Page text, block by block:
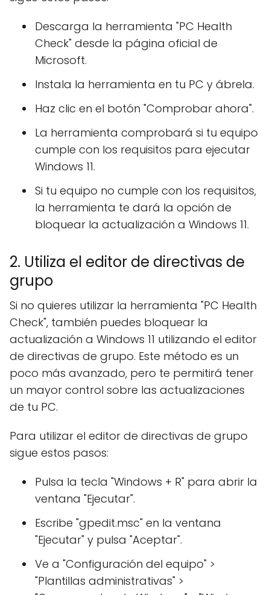
Descarga la herramienta "PC Health
Check" desde la página oficial de
Microsoft.
Instala la herramienta en tu PC y ábrela.
Haz clic en el botón "Comprobar ahora".
La herramienta comprobará si tu equipo
cumple con los requisitos para ejecutar
Windows 11.
Si tu equipo no cumple con los requisitos,
la herramienta te dará la opción de
bloquear la actualización a Windows 11.
2. Utiliza el editor de directivas de
grupo
Si no quieres utilizar la herramienta "PC Health
Check", también puedes bloquear la
actualización a Windows 11 utilizando el editor
de directivas de grupo. Este método es un
poco más avanzado, pero te permitirá tener
un mayor control sobre las actualizaciones
de tu PC.
Para utilizar el editor de directivas de grupo
sigue estos pasos:
Pulsa la tecla "Windows + R" para abrir la
ventana "Ejecutar".
Escribe "gpedit.msc" en la ventana
"Ejecutar" y pulsa "Aceptar".
Ve a "Configuración del equipo" >
"Plantillas administrativas" >